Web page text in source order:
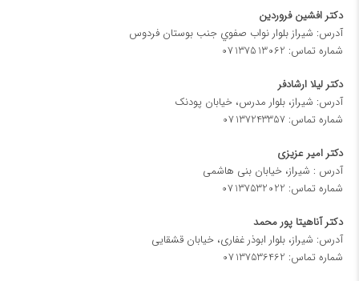
دكتر افشين فروردين
آدرس: شيراز بلوار نواب صفوي جنب بوستان فردوس
شماره تماس: 07137513062
دکتر لیلا ارشادفر
آدرس: شیراز، بلوار مدرس، خیابان پودنک
شماره تماس: 07137243357
دکتر امیر عزیزی
آدرس : شیراز، خیابان بنی هاشمی
شماره تماس: 07137532022
دكتر آناهيتا پور محمد
آدرس: شيراز، بلوار ابوذر غفاری، خیابان قشقايی
شماره تماس: 07137536462